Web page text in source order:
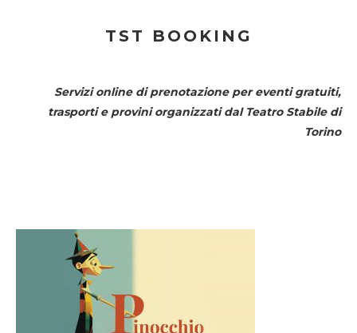
TST BOOKING
Servizi online di prenotazione per eventi gratuiti,
trasporti e provini organizzati dal Teatro Stabile di
Torino